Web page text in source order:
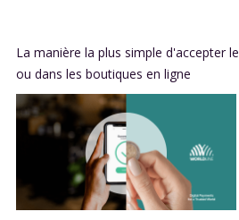
La manière la plus simple d'accepter
ou dans les boutiques en ligne